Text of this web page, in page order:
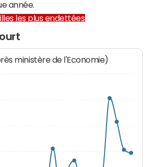
année.
les plus endettées
ministère de l'Economie)